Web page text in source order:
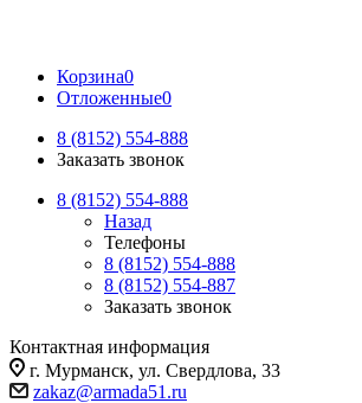
Корзина0
Отложенные0
8 (8152) 554-888
Заказать звонок
8 (8152) 554-888
Назад
Телефоны
8 (8152) 554-888
8 (8152) 554-887
Заказать звонок
Контактная информация
г. Мурманск, ул. Свердлова, 33
zakaz@armada51.ru